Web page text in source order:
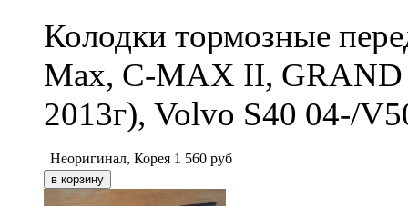
Колодки тормозные
Max, C-MAX II,
2013г), Volvo S40 04-/
Неоригинал, Корея 1 560 руб